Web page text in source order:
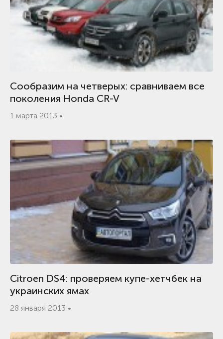
Cообразим на четверых: сравниваем все
поколения Honda CR-V
1 марта 2013 •
Citroen DS4: проверяем купе-хетчбек на
украинских ямах
28 января 2013 •